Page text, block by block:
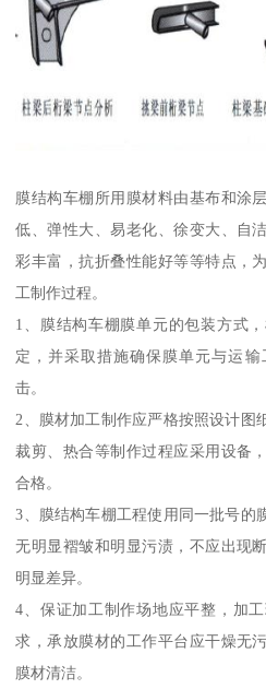
膜结构车棚所用膜材料由基布和涂
低、弹性大、易老化、徐变大、自
彩丰富，抗折叠性能好等等特点，
工制作过程。
1、膜结构车棚膜单元的包装方式
定，并采取措施确保膜单元与运
击。
2、膜材加工制作应严格按照设计图
裁剪、热合等制作过程应采用设备
合格。
3、膜结构车棚工程使用同一批号的
无明显褶皱和明显污渍，不应出现
明显差异。
4、保证加工制作场地应平整，加
求，承放膜材的工作平台应干燥无
膜材清洁。